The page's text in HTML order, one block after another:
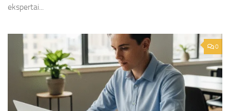
ekspertai...
0